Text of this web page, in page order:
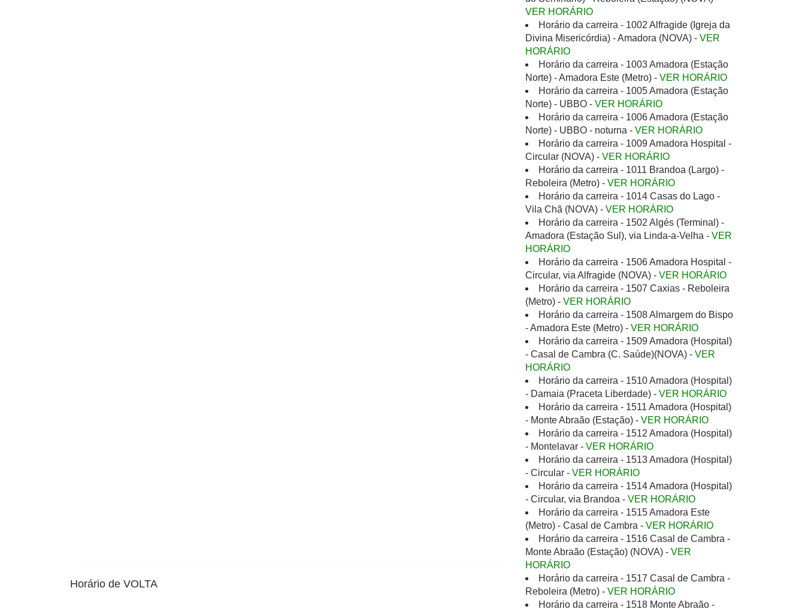
Horário de VOLTA
VER HORÁRIO
Horário da carreira - 1002 Alfragide (Igreja da
Divina Misericórdia) - Amadora (NOVA) - VER
HORÁRIO
Horário da carreira - 1003 Amadora (Estação
Norte) - Amadora Este (Metro) - VER HORÁRIO
Horário da carreira - 1005 Amadora (Estação
Norte) - UBBO - VER HORÁRIO
Horário da carreira - 1006 Amadora (Estação
Norte) - UBBO - noturna - VER HORÁRIO
Horário da carreira - 1009 Amadora Hospital -
Circular (NOVA) - VER HORÁRIO
Horário da carreira - 1011 Brandoa (Largo) -
Reboleira (Metro) - VER HORÁRIO
Horário da carreira - 1014 Casas do Lago -
Vila Chã (NOVA) - VER HORÁRIO
Horário da carreira - 1502 Algés (Terminal) -
Amadora (Estação Sul), via Linda-a-Velha - VER
HORÁRIO
Horário da carreira - 1506 Amadora Hospital -
Circular, via Alfragide (NOVA) - VER HORÁRIO
Horário da carreira - 1507 Caxias - Reboleira
(Metro) - VER HORÁRIO
Horário da carreira - 1508 Almargem do Bispo
- Amadora Este (Metro) - VER HORÁRIO
Horário da carreira - 1509 Amadora (Hospital)
- Casal de Cambra (C. Saúde)(NOVA) - VER
HORÁRIO
Horário da carreira - 1510 Amadora (Hospital)
- Damaia (Praceta Liberdade) - VER HORÁRIO
Horário da carreira - 1511 Amadora (Hospital)
- Monte Abraão (Estação) - VER HORÁRIO
Horário da carreira - 1512 Amadora (Hospital)
- Montelavar - VER HORÁRIO
Horário da carreira - 1513 Amadora (Hospital)
- Circular - VER HORÁRIO
Horário da carreira - 1514 Amadora (Hospital)
- Circular, via Brandoa - VER HORÁRIO
Horário da carreira - 1515 Amadora Este
(Metro) - Casal de Cambra - VER HORÁRIO
Horário da carreira - 1516 Casal de Cambra -
Monte Abraão (Estação) (NOVA) - VER
HORÁRIO
Horário da carreira - 1517 Casal de Cambra -
Reboleira (Metro) - VER HORÁRIO
Horário da carreira - 1518 Monte Abraão -